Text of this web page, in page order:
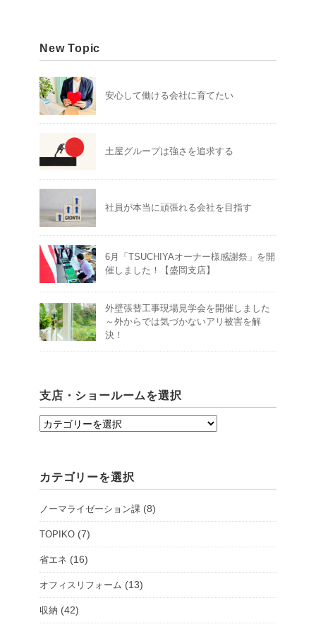
New Topic
安心して働ける会社に育てたい
土屋グループは強さを追求する
社員が本当に頑張れる会社を目指す
6月「TSUCHIYAオーナー様感謝祭」を開
催しました！【盛岡支店】
外壁張替工事現場見学会を開催しました
～外からでは気づかないアリ被害を解
決！
支店・ショールームを選択
支
ョ
ル
ー
を
選
択
カテゴリーを選択
ノーマライゼーション課 (8)
TOPIKO (7)
省エネ (16)
オフィスリフォーム (13)
収納 (42)